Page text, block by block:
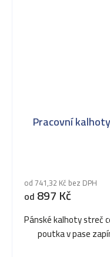
Pracovní
hodnocení
produktu
je
5,0
od 741,32 Kč bez DPH
od 897 Kč
Pánské kalhoty streč
poutka v pase